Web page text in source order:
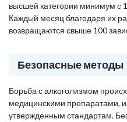
высшей категории минимум с
Каждый месяц благодаря их
возвращаются свыше 100
Безопасные методы
Борьба с алкоголизмом
медицинскими препаратами,
утвержденным стандартам.